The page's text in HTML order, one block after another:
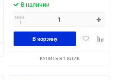
В наличии
мин.
1
Добавить
В корзину
КУПИТЬ В 1 КЛИК